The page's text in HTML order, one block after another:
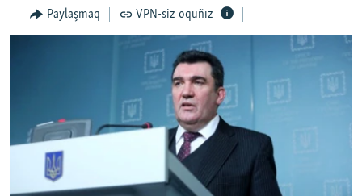
İNSAN AQLARI
FİKİR
Русский
Paylaşmaq VPN-siz oquñız